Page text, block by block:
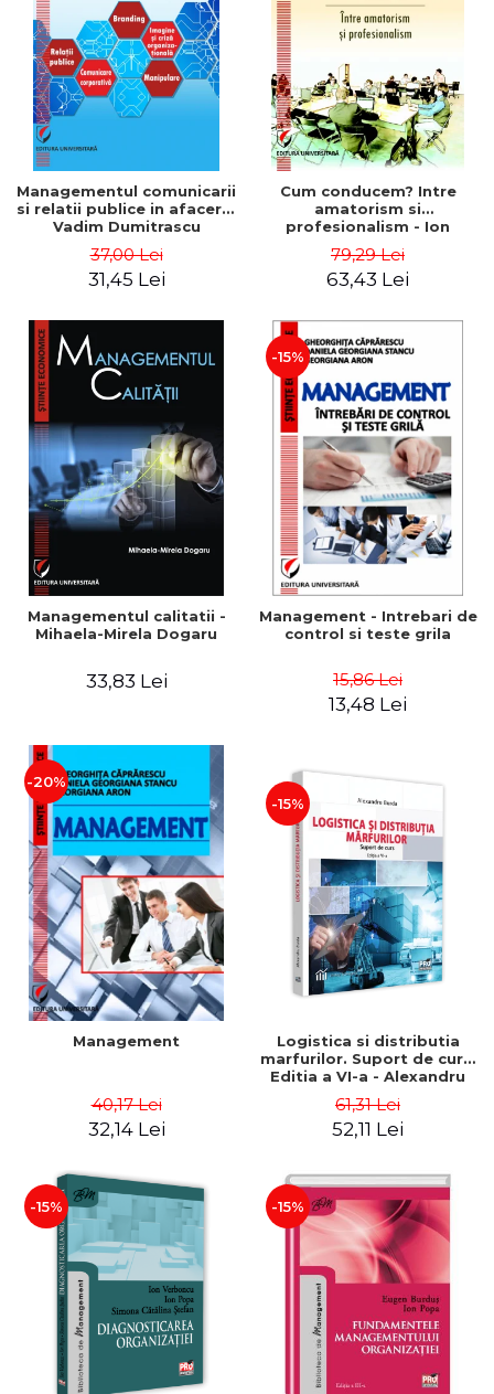
ADMINISTRATIVE
ȘTIINȚE ECONOMICE
ȘTIINȚE EXACTE
EDUCAȚIE FIZICĂ ȘI SPORT
PREUNIVERSITARIA
TIMP LIBER
ÎN CURS DE APARIȚIE
NOUTĂȚI
PACHETE DE STUDIU
PROMOȚIILE LUNII
ULTIMELE EXEMPLARE
Cum Cumpăr
Livrare
Politica de Retur
Formular de Retur
Distribuitori
Managementul comunicarii
si relatii publice in afaceri -
Vadim Dumitrascu
37,00 Lei
31,45 Lei
Cum conducem? Intre
amatorism si
profesionalism - Ion
79,29 Lei
63,43 Lei
Managementul calitatii -
Mihaela-Mirela Dogaru
33,83 Lei
-15%
Management - Intrebari de
control si teste grila
15,86 Lei
13,48 Lei
-20%
Management
40,17 Lei
32,14 Lei
-15%
Logistica si distributia
marfurilor. Suport de curs.
Editia a VI-a - Alexandru
61,31 Lei
52,11 Lei
-15% -15%